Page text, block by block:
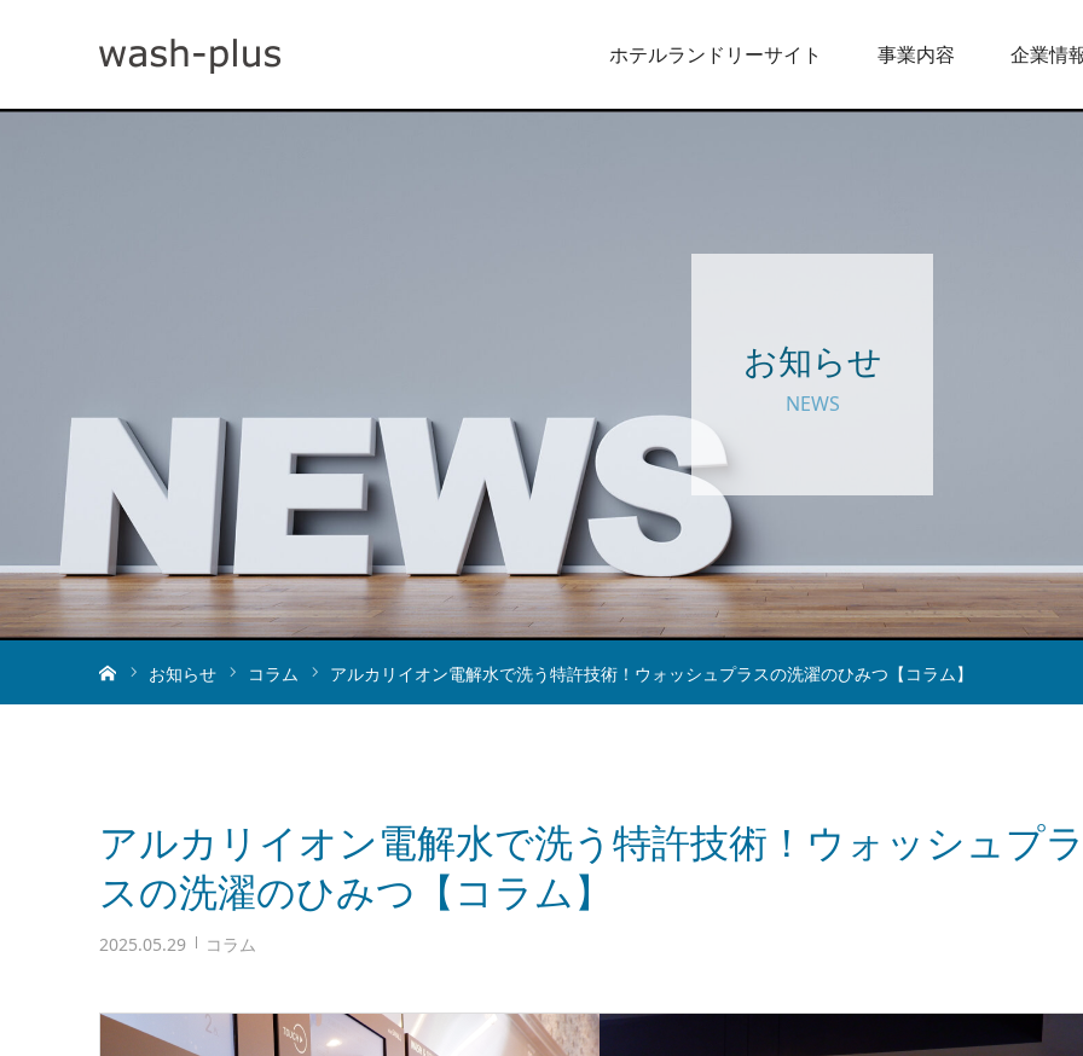
ホテルランドリーサイト 事業内容 企業情
お知らせ
NEWS
お知らせ コラム アルカリイオン電解水で洗う特許技術！ウォッシュプラスの洗濯のひみつ【コラム】
アルカリイオン電解水で洗う特許技術！ウォッシュプ
スの洗濯のひみつ【コラム】
2025.05.29 コラム